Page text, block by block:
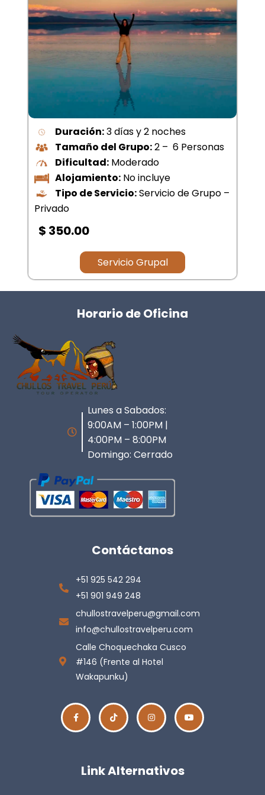
Duración:3 días y 2 noches
Tamaño del Grupo:2 – 6 Personas
Dificultad:Moderado
Alojamiento:No incluye
Tipo de Servicio:Servicio de Grupo –
Privado
$ 350.00
Servicio Grupal
Horario de Oficina
Lunes a Sabados:
9:00AM – 1:00PM |
4:00PM – 8:00PM
Domingo: Cerrado
Contáctanos
+51 925 542 294
+51 901 949 248
chullostravelperu@gmail.com
info@chullostravelperu.com
Calle Choquechaka Cusco
#146 (Frente al Hotel
Wakapunku)
Link Alternativos